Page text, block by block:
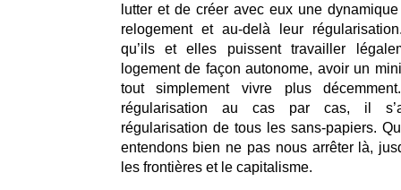
lutter et de créer avec eux une
relogement et au-delà leur
qu’ils et elles puissent travailler
logement de façon autonome, avoir un
tout simplement vivre plus
régularisation au cas par cas, il
régularisation de tous les sans-papiers.
entendons bien ne pas nous arrêter là,
les frontières et le capitalisme.